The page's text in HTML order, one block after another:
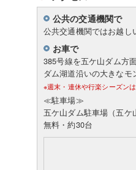
公共の交通機関で
公共交通機関ではお越
お車で
385号線を五ケ山ダム方
ダム湖道沿いの大きなモ
※週末・連休や行楽シーズン
≪駐車場≫
五ケ山ダム駐車場（五ケ
無料・約30台